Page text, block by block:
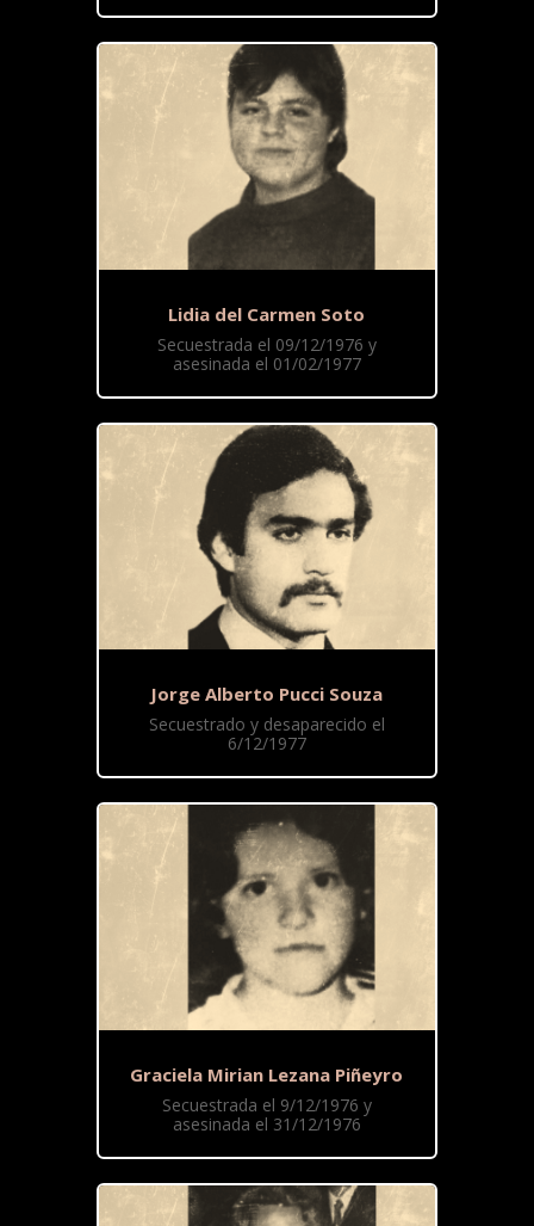
Lidia del Carmen Soto
Secuestrada el 09/12/1976 y
asesinada el 01/02/1977
Jorge Alberto Pucci Souza
Secuestrado y desaparecido el
6/12/1977
Graciela Mirian Lezana Piñeyro
Secuestrada el 9/12/1976 y
asesinada el 31/12/1976